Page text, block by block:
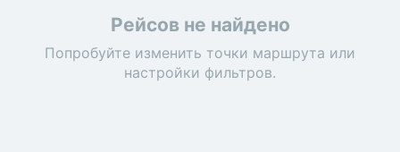
Рейсов не найдено
Попробуйте изменить точки маршрута или
настройки фильтров.